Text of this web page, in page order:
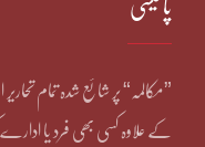
پالیسی
”مکالمہ“ پر شائع شدہ تمام
کے علاوہ کسی بھی فرد یا